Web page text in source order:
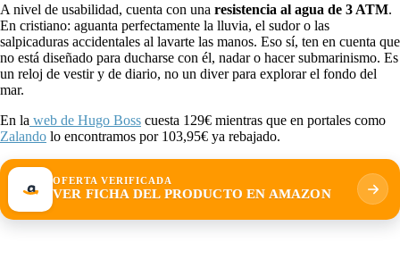
A nivel de usabilidad, cuenta con una resistencia al agua de 3 ATM.
En cristiano: aguanta perfectamente la lluvia, el sudor o las
salpicaduras accidentales al lavarte las manos. Eso sí, ten en cuenta que
no está diseñado para ducharse con él, nadar o hacer submarinismo. Es
un reloj de vestir y de diario, no un diver para explorar el fondo del
mar.
En la web de Hugo Boss cuesta 129€ mientras que en portales como
Zalando lo encontramos por 103,95€ ya rebajado.
OFERTA VERIFICADA
VER FICHA DEL PRODUCTO EN AMAZON